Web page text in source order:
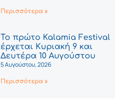
Περισσότερα »
Το πρώτο Kalamia Festival
έρχεται Κυριακή 9 και
Δευτέρα 10 Αυγούστου
5 Αυγούστου, 2026
Περισσότερα »